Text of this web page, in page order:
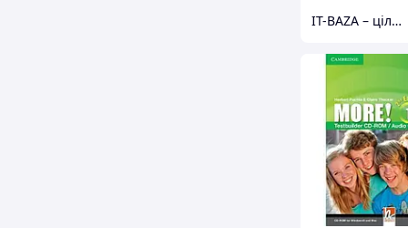
IT-BAZA – ціла база потрібних речей для всієї родини